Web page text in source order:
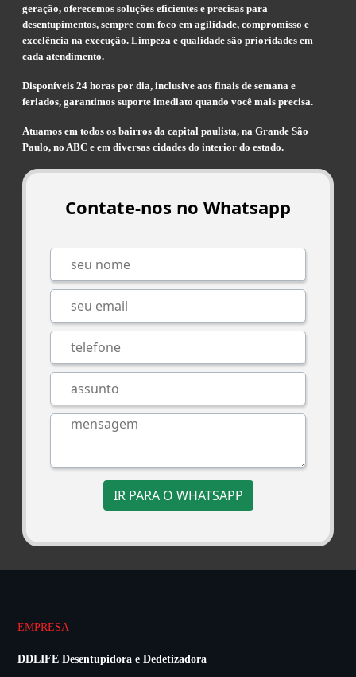
geração, oferecemos soluções eficientes e precisas para
desentupimentos, sempre com foco em agilidade, compromisso e
excelência na execução. Limpeza e qualidade são prioridades em
cada atendimento.
Disponíveis 24 horas por dia, inclusive aos finais de semana e
feriados, garantimos suporte imediato quando você mais precisa.
Atuamos em todos os bairros da capital paulista, na Grande São
Paulo, no ABC e em diversas cidades do interior do estado.
Contate-nos no Whatsapp
IR PARA O WHATSAPP
EMPRESA
DDLIFE Desentupidora e Dedetizadora